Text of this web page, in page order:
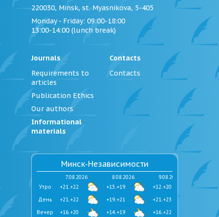
220030, Minsk, st. Myasnikova, 5-405
Monday - Friday: 09:00-18:00
13:00-14:00 (lunch break)
Journals
Requirements to
articles
Publication Ethics
Our authors
Informational
materials
Contacts
Contacts
Минск-Независимости
7.08.2026
+21..+22
+21..+22
+16..+20
8.08.2026
+13..+19
+19..+21
+14..+19
9.08.2026
+12..+20
+21..+23
+16..+22
Вечер
День
Утро